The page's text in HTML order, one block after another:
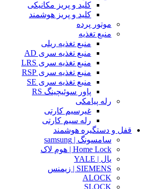
کلید و پریز مکانیکی
کلید و پریز هوشمند
موتور پرده
منبع تغذیه
منبع تغذیه ریلی
منبع تغذیه سری AD
منبع تغذیه سری LRS
منبع تغذیه سری RSP
منبع تغذیه سری SE
پاور سوئیچینگ RS
رله پیامکی
غیرسیم کارتی
رله سیم کارتی
قفل و دستگیره هوشمند
سامسونگ | samsung
Home Lock | هوم لاک
یال | YALE
SIEMENS | زیمنس
ALOCK
SLOCK